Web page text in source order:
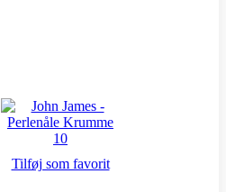
Tilføj som favorit